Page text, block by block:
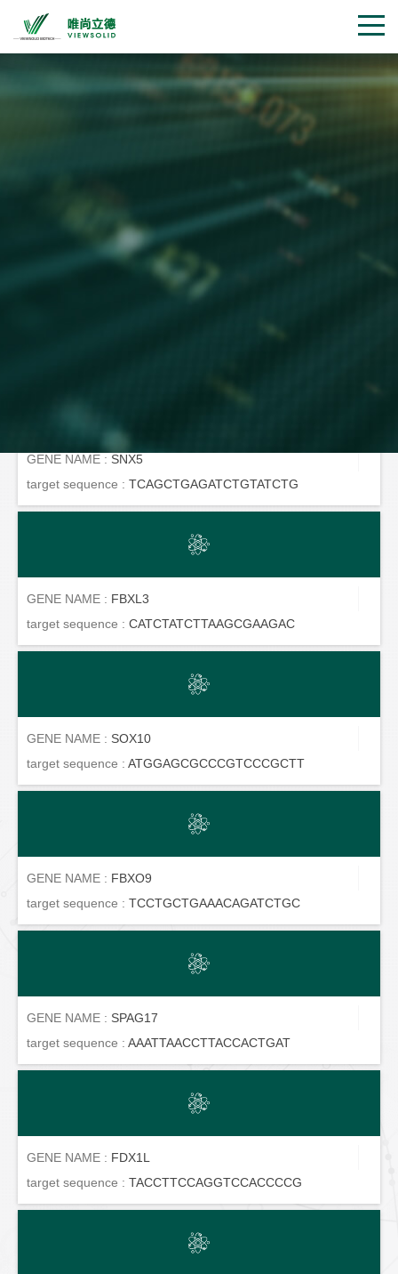
GENE NAME :FAM83D
AATTCCACTTCGCTGGTATC
GCAGGCCTTTGTCATATTTA
GENE NAME : SNX5
target sequence : TCAGCTGAGATCTGTATCTG
GENE NAME : FBXL3
target sequence : CATCTATCTTAAGCGAAGAC
GENE NAME : SOX10
target sequence : ATGGAGCGCCCGTCCCGCTT
GENE NAME : FBXO9
target sequence : TCCTGCTGAAACAGATCTGC
GENE NAME : SPAG17
target sequence : AAATTAACCTTACCACTGAT
GENE NAME : FDX1L
target sequence : TACCTTCCAGGTCCACCCCG